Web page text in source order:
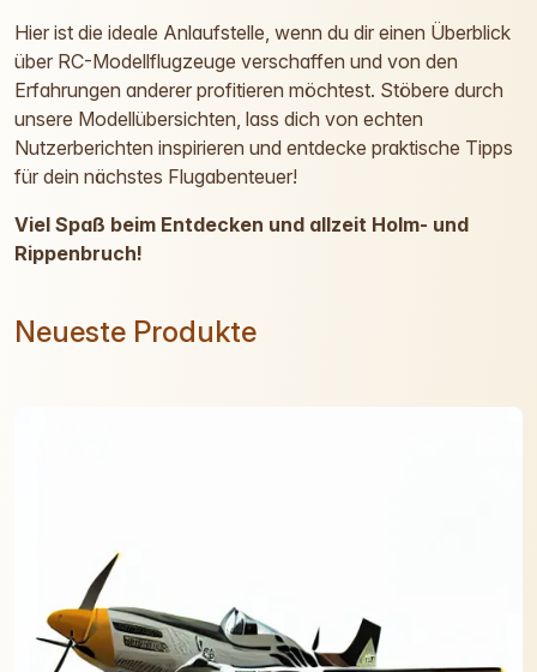
Hier ist die ideale Anlaufstelle, wenn du dir einen Überblick
über RC-Modellflugzeuge verschaffen und von den
Erfahrungen anderer profitieren möchtest. Stöbere durch
unsere Modellübersichten, lass dich von echten
Nutzerberichten inspirieren und entdecke praktische Tipps
für dein nächstes Flugabenteuer!
Viel Spaß beim Entdecken und allzeit Holm- und
Rippenbruch!
Neueste Produkte